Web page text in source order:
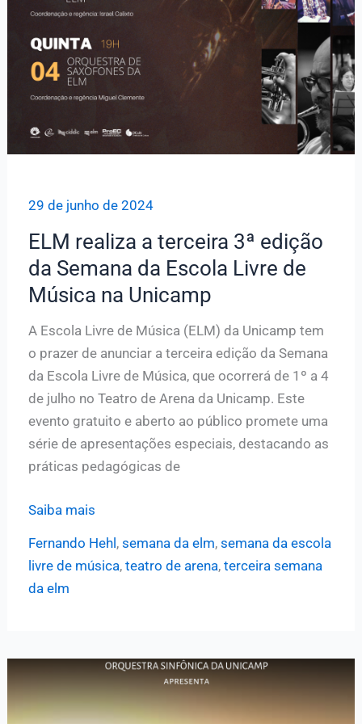
29 de junho de 2024
ELM realiza a terceira 3ª edição
da Semana da Escola Livre de
Música na Unicamp
A Escola Livre de Música (ELM) da Unicamp tem
o prazer de anunciar a terceira edição da Semana
da Escola Livre de Música, que ocorrerá de 1º a 4
de julho no Teatro de Arena da Unicamp. Este
evento gratuito e aberto ao público promete uma
série de apresentações especiais, destacando as
práticas pedagógicas de
ELM
Semana
da
Escola
Saiba mais
Fernando Hehl , semana da elm, semana da escola
livre de música, teatro de arena, terceira semana
da elm